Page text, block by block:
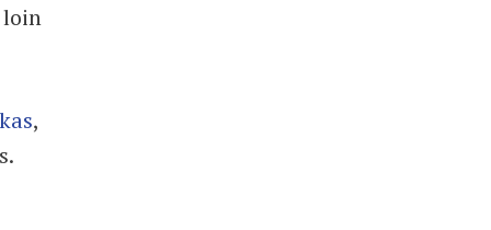
loin
,